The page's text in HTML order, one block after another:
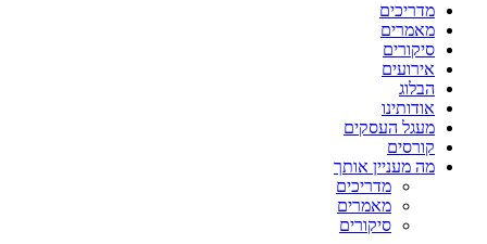
מדריכים
מאמרים
סיקורים
אירועים
הבלוג
אודותינו
מעגל העסקים
קורסים
מה מעניין אותך
מדריכים
מאמרים
סיקורים